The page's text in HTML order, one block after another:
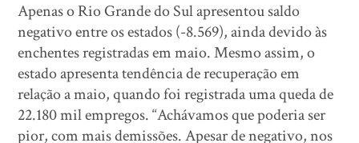
Apenas o Rio Grande do Sul apresentou saldo
negativo entre os estados (-8.569), ainda devido às
enchentes registradas em maio. Mesmo assim, o
estado apresenta tendência de recuperação em
relação a maio, quando foi registrada uma queda de
22.180 mil empregos. “Achávamos que poderia ser
pior, com mais demissões. Apesar de negativo, nos